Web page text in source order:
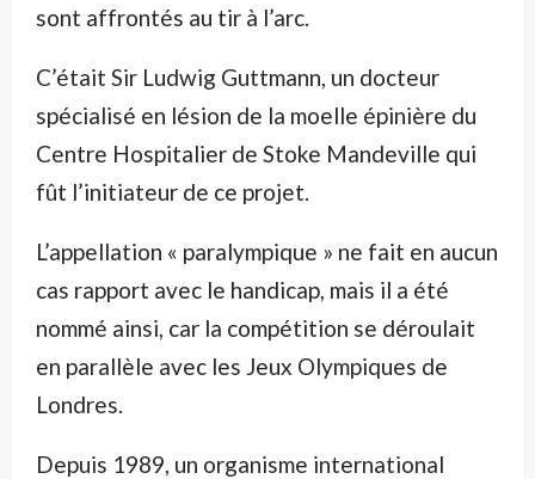
sont affrontés au tir à l’arc.
C’était Sir Ludwig Guttmann, un docteur
spécialisé en lésion de la moelle épinière du
Centre Hospitalier de Stoke Mandeville qui
fût l’initiateur de ce projet.
L’appellation « paralympique » ne fait en aucun
cas rapport avec le handicap, mais il a été
nommé ainsi, car la compétition se déroulait
en parallèle avec les Jeux Olympiques de
Londres.
Depuis 1989, un organisme international